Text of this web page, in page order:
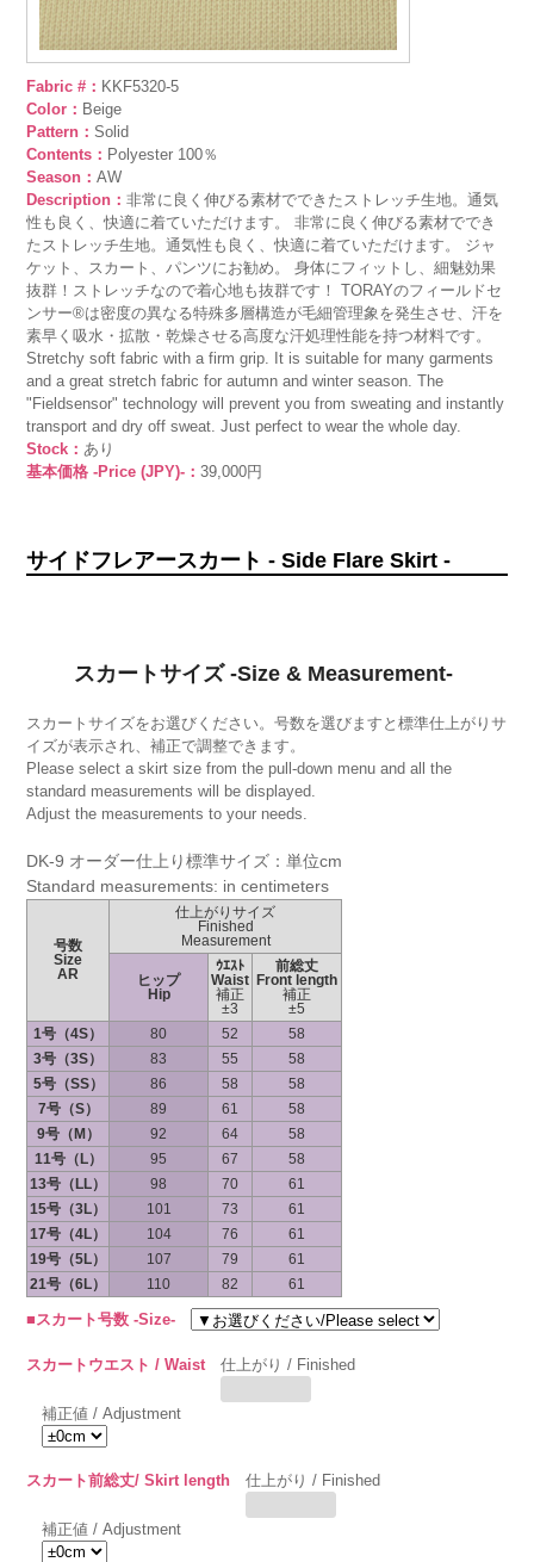
Fabric #： KKF5320-5
Color： Beige
Pattern：Solid
Contents： Polyester 100％
Season：AW
Description：非常に良く伸びる素材でできたストレッチ生地。通気
性も良く、快適に着ていただけます。 非常に良く伸びる素材ででき
たストレッチ生地。通気性も良く、快適に着ていただけます。 ジャ
ケット、スカート、パンツにお勧め。 身体にフィットし、細魅効果
抜群！ストレッチなので着心地も抜群です！ TORAYのフィールドセ
ンサー®は密度の異なる特殊多層構造が毛細管理象を発生させ、汗を
素早く吸水・拡散・乾燥させる高度な汗処理性能を持つ材料です。
Stretchy soft fabric with a firm grip. It is suitable for many garments
and a great stretch fabric for autumn and winter season. The
"Fieldsensor" technology will prevent you from sweating and instantly
transport and dry off sweat. Just perfect to wear the whole day.
Stock：あり
基本価格 -Price (JPY)-：39,000円
サイドフレアースカート - Side Flare Skirt -
スカートサイズ -Size & Measurement-
スカートサイズをお選びください。号数を選びますと標準仕上がりサ
イズが表示され、補正で調整できます。
Please select a skirt size from the pull-down menu and all the
standard measurements will be displayed.
Adjust the measurements to your needs.
DK-9 オーダー仕上り標準サイズ：単位cm
Standard measurements: in centimeters
号数
Size
AR
仕上がりサイズ
Finished
Measurement
ヒップ
Hip
ｳｴｽﾄ
Waist
補正
±3
前総丈
Front length
補正
±5
1号（4S）
80 52
58
3号（3S）
83 55
58
5号（SS）
86 58
58
7号（S）
89 61
58
9号（M）
92 64
58
11号（L）
95 67
58
13号（LL）
98 70
61
15号（3L）
101 73
61
17号（4L）
104 76
61
19号（5L）
107 79
61
21号（6L）
110 82 61
■スカート号数 -Size-
スカートウエスト / Waist 仕上がり / Finished
補正値 / Adjustment
スカート前総丈/ Skirt length 仕上がり / Finished
補正値 / Adjustment